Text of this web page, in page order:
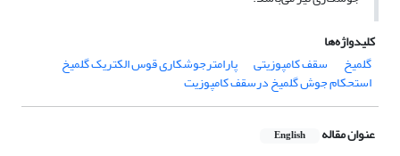
کلیدواژه‌ها
گلمیخ
سقف کامپوزیتی پارامترجوشکاری قوس الکتریک گلمیخ
استحکام جوش گلمیخ درسقف کامپوزیت
عنوان مقاله English